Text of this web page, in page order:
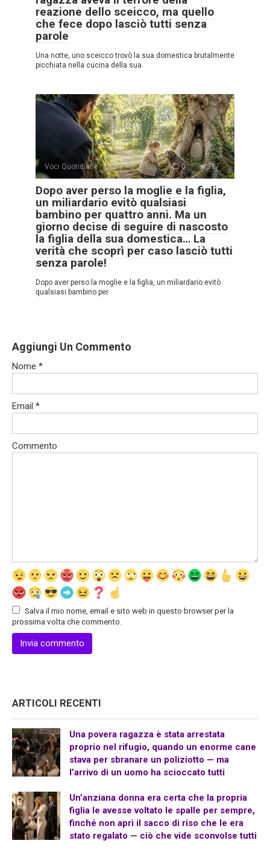
reazione dello sceicco, ma quello
che fece dopo lasciò tutti senza
parole
Una notte, uno sceicco trovò la sua domestica brutalmente
picchiata nella cucina della sua
Voci Quotidiane 0 317
Dopo aver perso la moglie e la figlia,
un miliardario evitò qualsiasi
bambino per quattro anni. Ma un
giorno decise di seguire di nascosto
la figlia della sua domestica… La
verità che scoprì per caso lasciò tutti
senza parole!
Dopo aver perso la moglie e la figlia, un miliardario evitò
qualsiasi bambino per
Aggiungi Un Commento
Nome *
Email *
Commento
Salva il mio nome, email e sito web in questo browser per la
prossima volta che commento.
ARTICOLI RECENTI
Una povera ragazza è stata arrestata
proprio nel rifugio, quando un enorme cane
stava per sbranare un poliziotto — ma
l’arrivo di un uomo ha scioccato tutti
Un’anziana donna era certa che la propria
figlia le avesse voltato le spalle per sempre,
finché non aprì il sacco di riso che le era
stato regalato — ciò che vide sconvolse tutti